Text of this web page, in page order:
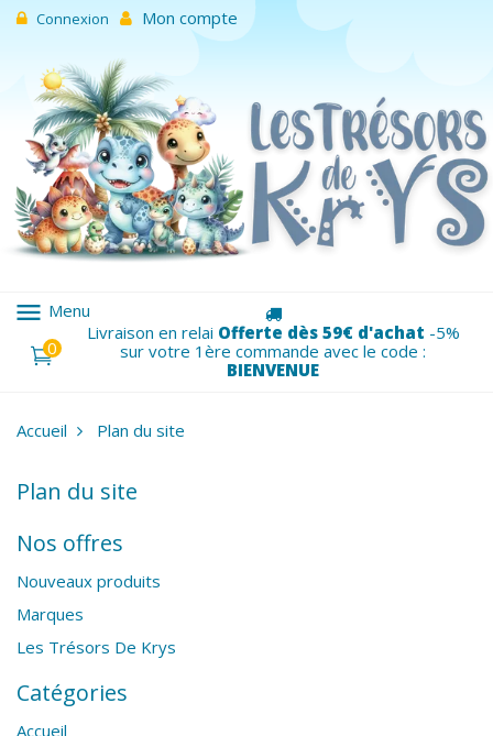
Connexion Mon compte
menu Menu
0
Livraison en relai Offerte dès 59€ d'achat -5%
sur votre 1ère commande avec le code :
BIENVENUE
Accueil Plan du site
Plan du site
Nos offres
Nouveaux produits
Marques
Les Trésors De Krys
Catégories
Accueil